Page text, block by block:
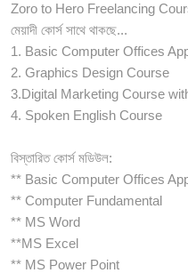
Zoro to Hero Freelancing
মেয়াদী কোর্স সাথে থাকছে...
1. Basic Computer Offices
2. Graphics Design Course
3.Digital Marketing Course
4. Spoken English Course
বিস্তারিত কোর্স মডিউল:
** Basic Computer Offices
** Computer Fundamental
** MS Word
**MS Excel
** MS Power Point